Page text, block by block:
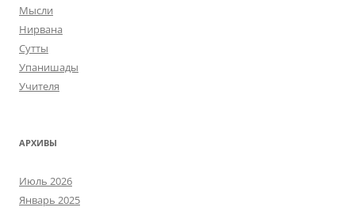
Мысли
Нирвана
Сутты
Упанишады
Учителя
АРХИВЫ
Июль 2026
Январь 2025